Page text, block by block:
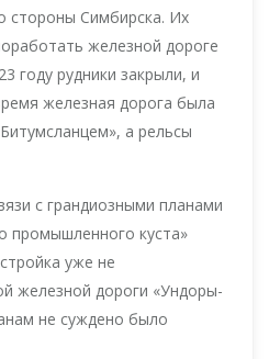
стороны Симбирска. Их
железной дороге
году рудники закрыли, и
железная дорога была
а рельсы
с грандиозными планами
промышленного куста»
уже не
железной дороги «Ундоры-
не суждено было